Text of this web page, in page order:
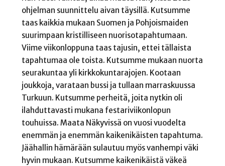
ohjelman suunnittelu aivan täysillä. Kutsumme
taas kaikkia mukaan Suomen ja Pohjoismaiden
suurimpaan kristilliseen nuorisotapahtumaan.
Viime viikonloppuna taas tajusin, ettei tällaista
tapahtumaa ole toista. Kutsumme mukaan nuorta
seurakuntaa yli kirkkokuntarajojen. Kootaan
joukkoja, varataan bussi ja tullaan marraskuussa
Turkuun. Kutsumme perheitä, joita nytkin oli
ilahduttavasti mukana festariviikonlopun
touhuissa. Maata Näkyvissä on vuosi vuodelta
enemmän ja enemmän kaikenikäisten tapahtuma.
Jäähallin hämärään sulautuu myös vanhempi väki
hyvin mukaan. Kutsumme kaikenikäistä väkeä